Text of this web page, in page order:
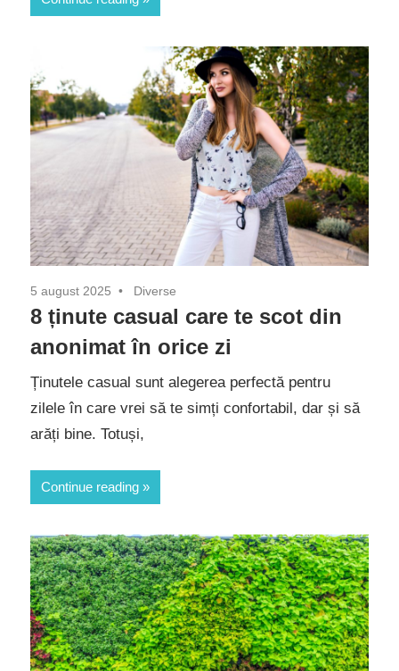
5 august 2025 Diverse
8 ținute casual care te scot din
anonimat în orice zi
Ținutele casual sunt alegerea perfectă pentru
zilele în care vrei să te simți confortabil, dar și să
arăți bine. Totuși,
Continue reading